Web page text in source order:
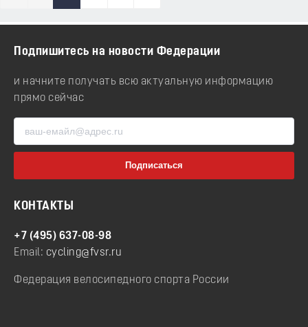
Подпишитесь на новости Федерации
и начните получать всю актуальную информацию
прямо сейчас
КОНТАКТЫ
+7 (495) 637-08-98
Email: cycling@fvsr.ru
Федерация велосипедного спорта России